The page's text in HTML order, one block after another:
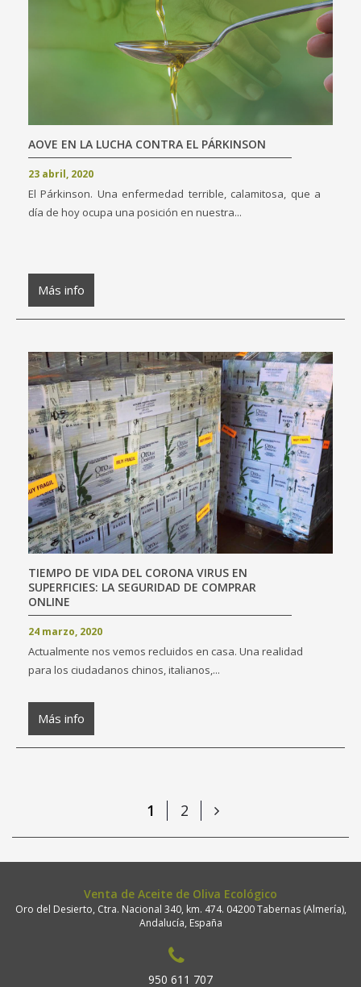
AOVE EN LA LUCHA CONTRA EL PÁRKINSON
23 abril, 2020
El Párkinson. Una enfermedad terrible, calamitosa, que a
día de hoy ocupa una posición en nuestra...
Más info
TIEMPO DE VIDA DEL CORONA VIRUS EN
SUPERFICIES: LA SEGURIDAD DE COMPRAR
ONLINE
24 marzo, 2020
Actualmente nos vemos recluidos en casa. Una realidad
para los ciudadanos chinos, italianos,...
Más info
1 2
Venta de Aceite de Oliva Ecológico
Oro del Desierto, Ctra. Nacional 340, km. 474. 04200 Tabernas (Almería),
Andalucía, España
950 611 707